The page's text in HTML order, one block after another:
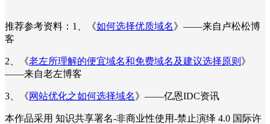
推荐参考资料：1、《如何选择优质域名》——来自卢松松博
客
2、《老左所理解的便宜域名和免费域名及建议选择原则 》
——来自老左博客
3、《网站优化之如何选择域名》——亿恩IDC资讯
本作品采用 知识共享署名-非商业性使用-禁止演绎 4.0 国际许